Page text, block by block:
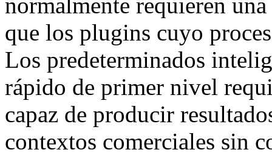
que los plugins cuyo
Los predeterminados
rápido de primer nivel
capaz de producir
contextos comerciales sin